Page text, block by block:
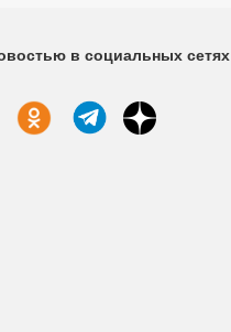
в социальных сетях